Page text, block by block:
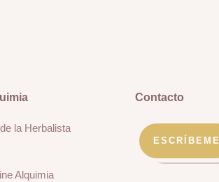
la Herbalista
Alquimia
Contacto
ESCRÍBEME